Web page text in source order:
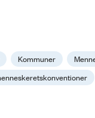
Kommuner